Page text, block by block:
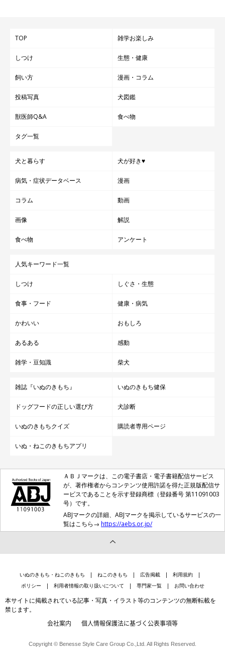
「いつもと違った生活になり 甘やかしてしまう」
いぬのきもち投稿写真ギャラリー
また、仕事中も愛犬のことが気になってしまったり、愛犬が邪魔
してきたりと、集中できず困ったという飼い主さんもいました。
なかには、かまってあげたいけど相手にできず、愛犬にかわいそ
うなことをしてしまっている…という声も。
う」
TOP 雑学お楽しみ
しつけ 生態・健康
飼い方 漫画・コラム
投稿写真 犬図鑑
獣医師Q&A 食べ物
タグ一覧
犬と暮らす 犬が好き♥
病気・症状データベース 漫画
コラム 動画
画像 解説
食べ物 アンケート
人気キーワード一覧
しつけ しぐさ・生態
食事・フード 健康・病気
かわいい おもしろ
あるある 感動
雑学・豆知識 柴犬
雑誌『いぬのきもち』 いぬのきもち健保
ドッグフードの正しい選び方 犬診断
いぬのきもちクイズ 購読者専用ページ
いぬ・ねこのきもちアプリ
ＡＢＪマークは、この電子書店・電子書籍配信サービス
が、著作権者からコンテンツ使用許諾を得た正規版配信サ
ービスであることを示す登録商標（登録番号 第11091003
号）です。
ABJマークの詳細、ABJマークを掲示しているサービスの一
覧はこちら→ https://aebs.or.jp/
いぬのきもち・ねこのきもち ねこのきもち 広告掲載
利用規約
ポリシー
利用者情報の取り扱いについて 専門家一覧 お問い合わせ
本サイトに掲載されている記事・写真・イラスト等のコンテンツの無断転載を
禁じます。
会社案内 個人情報保護法に基づく公表事項等
Copyright © Benesse Style Care Group Co.,Ltd. All Rights Reserved.